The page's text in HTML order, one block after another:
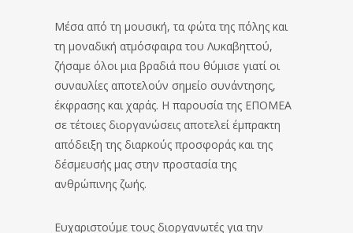
Μέσα από τη μουσική, τα φώτα της πόλης και
τη μοναδική ατμόσφαιρα του Λυκαβηττού,
ζήσαμε όλοι μια βραδιά που θύμισε γιατί οι
συναυλίες αποτελούν σημείο συνάντησης,
έκφρασης και χαράς. Η παρουσία της ΕΠΟΜΕΑ
σε τέτοιες διοργανώσεις αποτελεί έμπρακτη
απόδειξη της διαρκούς προσφοράς και της
δέσμευσής μας στην προστασία της
ανθρώπινης ζωής.
Ευχαριστούμε τους διοργανωτές για την